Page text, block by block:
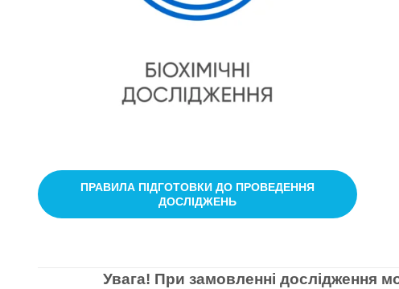
ПРАВИЛА ПІДГОТОВКИ ДО ПРОВЕДЕННЯ
ДОСЛІДЖЕНЬ
Увага! При замовленні дослідження